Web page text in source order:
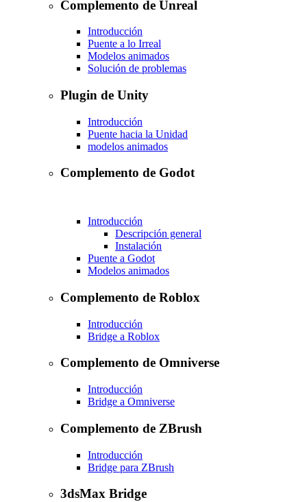
Complemento de Unreal
Introducción
Puente a lo Irreal
Modelos animados
Solución de problemas
Plugin de Unity
Introducción
Puente hacia la Unidad
modelos animados
Complemento de Godot
Introducción
Descripción general
Instalación
Puente a Godot
Modelos animados
Complemento de Roblox
Introducción
Bridge a Roblox
Complemento de Omniverse
Introducción
Bridge a Omniverse
Complemento de ZBrush
Introducción
Bridge para ZBrush
3dsMax Bridge